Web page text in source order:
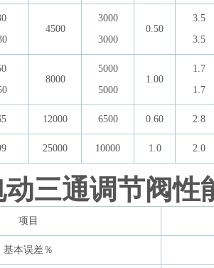
4500
3000
3000
0.50
3.5
3.5
8000
5000
5000
1.00
1.7
1.7
12000 6500 0.60 2.8
25000 10000 1.0 2.0
三通调节阀性
项目
基本误差％